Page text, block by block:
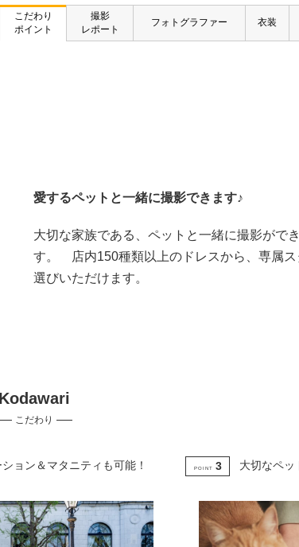
こだわり
ポイント
撮影
レポート
フォトグラファー 衣装
愛するペットと一緒に撮影できます♪
大切な家族である、ペットと一緒に撮影がで
す。 店内150種類以上のドレスから、専属ス
選びいただけます。
Kodawari
こだわり
ション＆マタニティも可能！ POINT 3 大切なペッ